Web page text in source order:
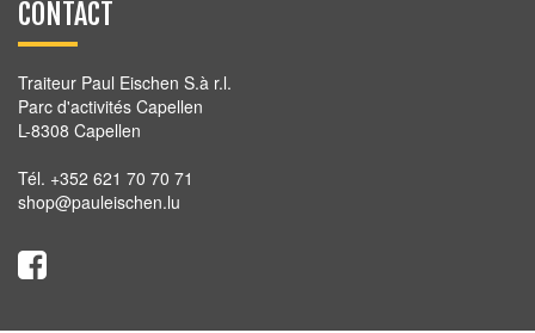
CONTACT
Traiteur Paul Eischen S.à r.l.
Parc d'activités Capellen
L-8308 Capellen
Tél. +352 621 70 70 71
shop@pauleischen.lu